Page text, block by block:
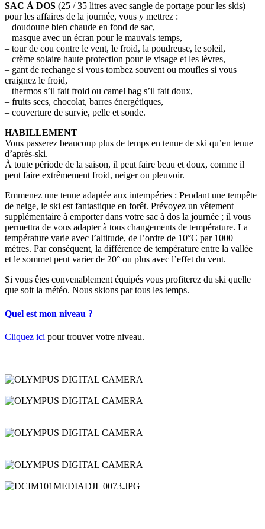
SAC À DOS (25 / 35 litres avec sangle de portage pour les skis)
pour les affaires de la journée, vous y mettrez :
– doudoune bien chaude en fond de sac,
– masque avec un écran pour le mauvais temps,
– tour de cou contre le vent, le froid, la poudreuse, le soleil,
– crème solaire haute protection pour le visage et les lèvres,
– gant de rechange si vous tombez souvent ou moufles si vous
craignez le froid,
– thermos s’il fait froid ou camel bag s’il fait doux,
– fruits secs, chocolat, barres énergétiques,
– couverture de survie, pelle et sonde.
HABILLEMENT
Vous passerez beaucoup plus de temps en tenue de ski qu’en tenue
d’après-ski.
À toute période de la saison, il peut faire beau et doux, comme il
peut faire extrêmement froid, neiger ou pleuvoir.
Emmenez une tenue adaptée aux intempéries : Pendant une tempête
de neige, le ski est fantastique en forêt. Prévoyez un vêtement
supplémentaire à emporter dans votre sac à dos la journée ; il vous
permettra de vous adapter à tous changements de température. La
température varie avec l’altitude, de l’ordre de 10°C par 1000
mètres. Par conséquent, la différence de température entre la vallée
et le sommet peut varier de 20° ou plus avec l’effet du vent.
Si vous êtes convenablement équipés vous profiterez du ski quelle
que soit la météo. Nous skions par tous les temps.
Quel est mon niveau ?
Cliquez ici pour trouver votre niveau.